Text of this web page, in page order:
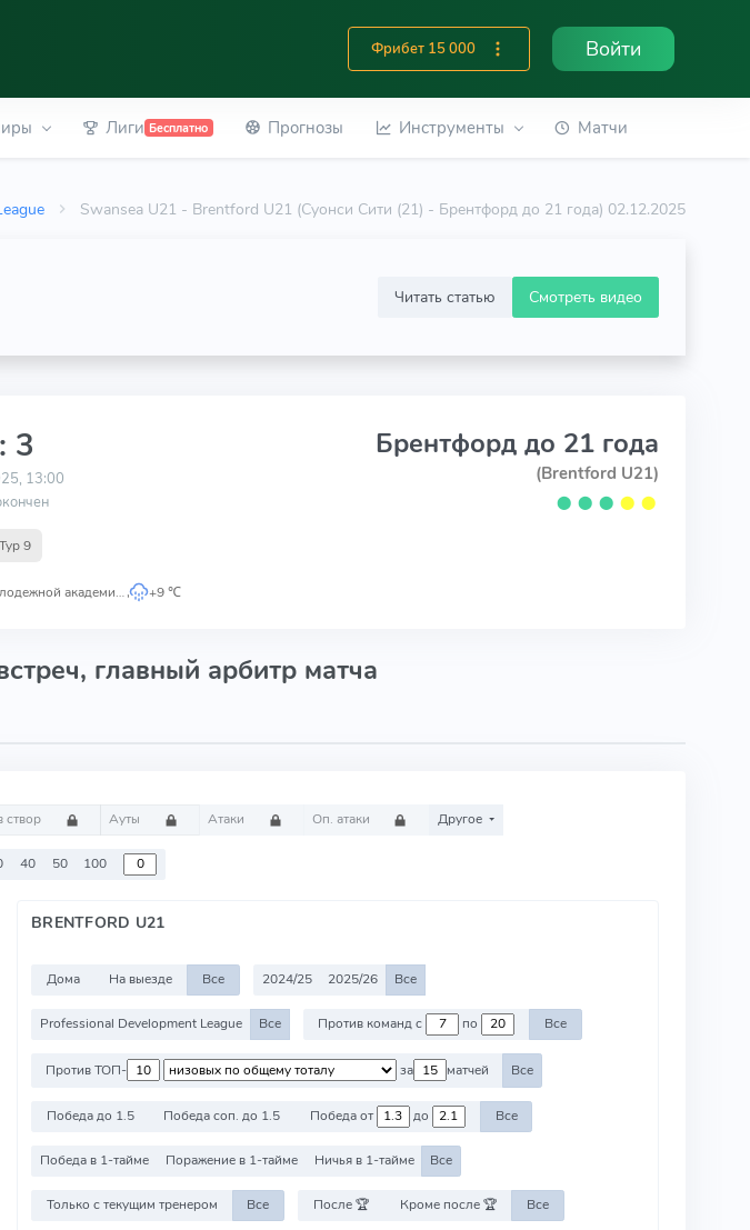
Фрибет 15 000 Войти
Лиги Бесплатно Прогнозы Инструменты Матчи
Swansea U21 - Brentford U21 (Суонси Сити (21) - Брентфорд до 21 года) 02.12.2025
Читать статью Смотреть видео
3
13:00
9
Тренировочный центр молодежной академии ФК Суонси Сити , +9 ℃
Брентфорд до 21 года
(Brentford U21)
⬤ ⬤ ⬤ ⬤ ⬤
главный арбитр матча
створ Ауты Атаки Оп. атаки Другое
40 50 100
BRENTFORD U21
Дома На выезде Все 2024/25 2025/26 Все
Professional Development League Все Против команд с по Все
Против ТОП- за матчей Все
Победа до 1.5 Победа соп. до 1.5 Победа от до Все
Победа в 1-тайме Поражение в 1-тайме Ничья в 1-тайме Все
Только с текущим тренером Все После 🏆 Кроме после 🏆 Все